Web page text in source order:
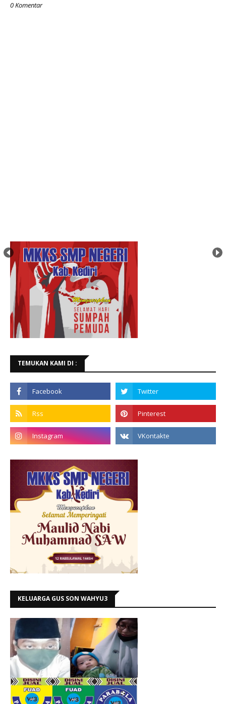
0 Komentar
TEMUKAN KAMI DI :
KELUARGA GUS SON WAHYU3